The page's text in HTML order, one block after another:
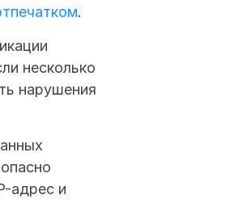
.
несколько
нарушения
адрес и